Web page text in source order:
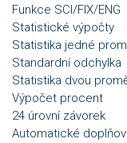
Funkce SCI/FIX/ENG
Statistické výpočty
Statistika jedné
Standardní odchylka
Statistika dvou
Výpočet procent
24 úrovní závorek
Automatické